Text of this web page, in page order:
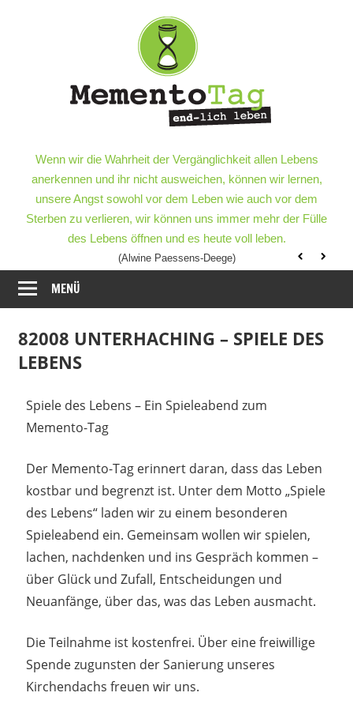
leben
end-
lich
leben
Wenn wir die Wahrheit der Vergänglichkeit allen Lebens
anerkennen und ihr nicht ausweichen, können wir lernen,
unsere Angst sowohl vor dem Leben wie auch vor dem
Sterben zu verlieren, wir können uns immer mehr der Fülle
des Lebens öffnen und es heute voll leben.
(Alwine Paessens-Deege)
MENÜ
82008 UNTERHACHING – SPIELE DES
LEBENS
Spiele des Lebens – Ein Spieleabend zum
Memento-Tag
Der Memento-Tag erinnert daran, dass das Leben
kostbar und begrenzt ist. Unter dem Motto „Spiele
des Lebens“ laden wir zu einem besonderen
Spieleabend ein. Gemeinsam wollen wir spielen,
lachen, nachdenken und ins Gespräch kommen –
über Glück und Zufall, Entscheidungen und
Neuanfänge, über das, was das Leben ausmacht.
Die Teilnahme ist kostenfrei. Über eine freiwillige
Spende zugunsten der Sanierung unseres
Kirchendachs freuen wir uns.